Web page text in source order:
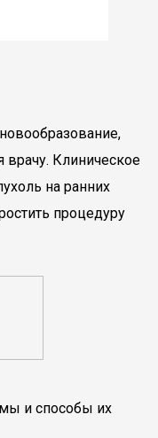
врачу. Клиническое
на ранних
процедуру
и способы их